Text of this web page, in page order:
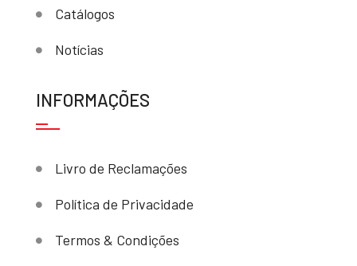
Catálogos
Notícias
INFORMAÇÕES
Livro de Reclamações
Política de Privacidade
Termos & Condições